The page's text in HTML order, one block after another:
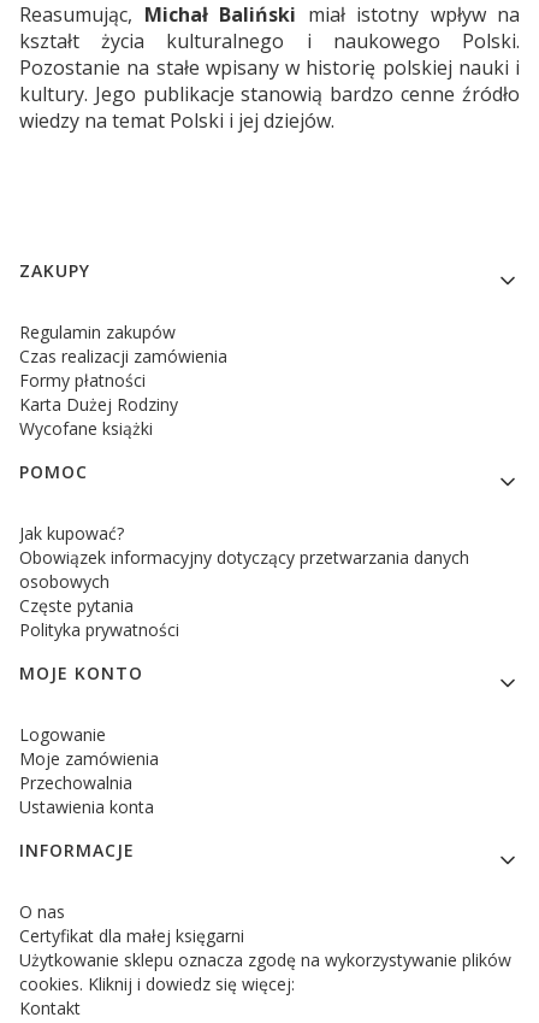
Reasumując, Michał Baliński miał istotny wpływ na
kształt życia kulturalnego i naukowego Polski.
Pozostanie na stałe wpisany w historię polskiej nauki i
kultury. Jego publikacje stanowią bardzo cenne źródło
wiedzy na temat Polski i jej dziejów.
Linki w stopce
ZAKUPY
Regulamin zakupów
Czas realizacji zamówienia
Formy płatności
Karta Dużej Rodziny
Wycofane książki
POMOC
Jak kupować?
Obowiązek informacyjny dotyczący przetwarzania danych
osobowych
Częste pytania
Polityka prywatności
MOJE KONTO
Logowanie
Moje zamówienia
Przechowalnia
Ustawienia konta
INFORMACJE
O nas
Certyfikat dla małej księgarni
Użytkowanie sklepu oznacza zgodę na wykorzystywanie plików
cookies. Kliknij i dowiedz się więcej:
Kontakt